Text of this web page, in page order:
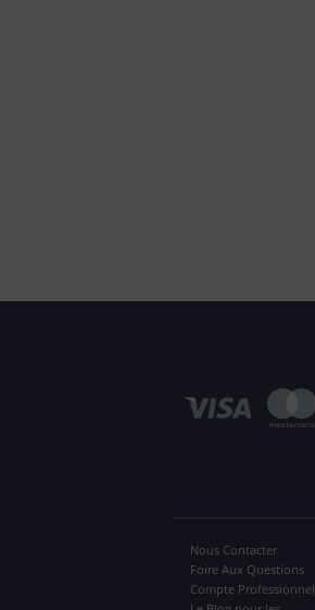
Nous Contacter
Foire Aux Questions
Compte Professionnel